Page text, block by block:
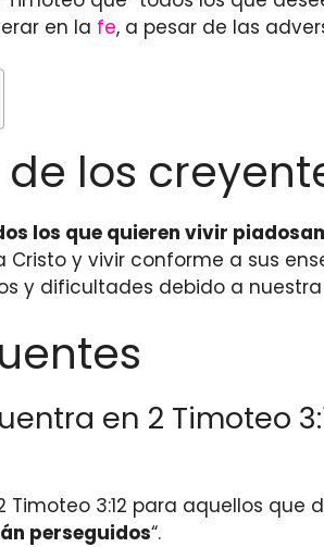
en la fe, a pesar de las
los
los que quieren vivir
y vivir conforme a sus
y dificultades debido a
en 2 Timoteo
3:12 para aquellos
perseguidos“.